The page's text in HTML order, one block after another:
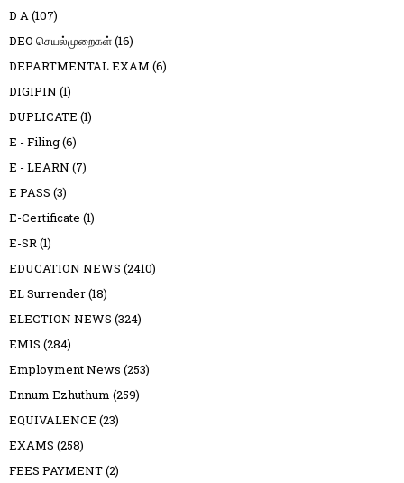
D A(107)
DEO செயல்முறைகள்(16)
DEPARTMENTAL EXAM (6)
DIGIPIN (1)
DUPLICATE (1)
E - Filing(6)
E - LEARN (7)
E PASS (3)
E-Certificate (1)
E-SR(1)
EDUCATION NEWS (2410)
EL Surrender(18)
ELECTION NEWS (324)
EMIS (284)
Employment News (253)
Ennum Ezhuthum (259)
EQUIVALENCE (23)
EXAMS (258)
FEES PAYMENT(2)